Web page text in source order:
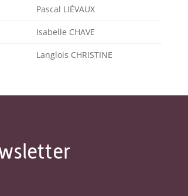
Pascal LIÉVAUX
Isabelle CHAVE
Langlois CHRISTINE